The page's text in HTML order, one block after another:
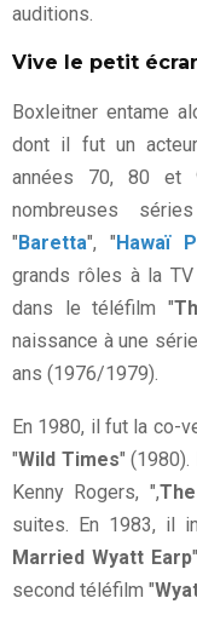
auditions.
Vive le petit
Boxleitner entame
dont il fut un
années 70, 80 et
nombreuses
"Baretta", "Hawaï
grands rôles à la
dans le téléfilm "
naissance à une
ans (1976/1979).
En 1980, il fut la co-
"Wild Times"
Kenny Rogers, ",
suites. En 1983, il
Married Wyatt Earp
second téléfilm "